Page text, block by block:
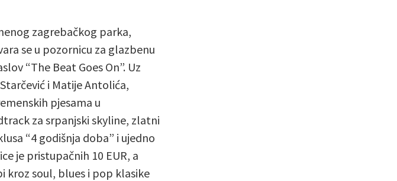
zagrebačkog parka,
se u pozornicu za glazbenu
“The Beat Goes On”. Uz
i Matije Antolića,
pjesama u
za srpanjski skyline, zlatni
“4 godišnja doba” i ujedno
je pristupačnih 10 EUR, a
kroz soul, blues i pop klasike